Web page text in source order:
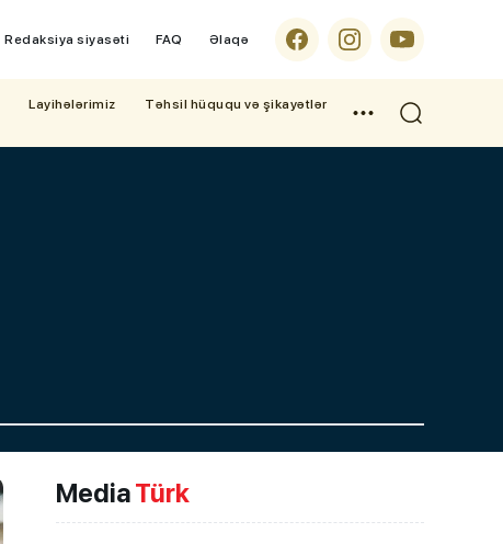
Redaksiya siyasəti FAQ Əlaqə
Layihələrimiz
Təhsil hüququ və şikayətlər
MediaTürk